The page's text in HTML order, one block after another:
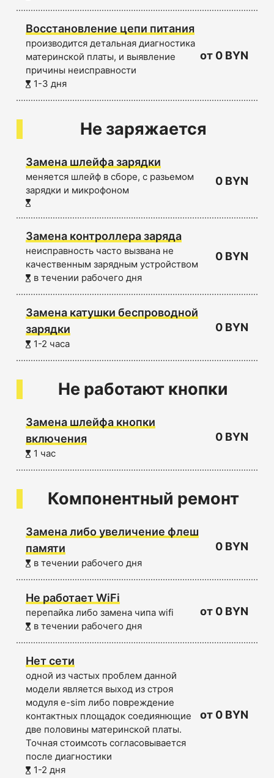
Восстановление цепи питания
производится детальная диагностика
материнской платы, и выявление
причины неисправности
1-3 дня
от 0 BYN
Не заряжается
Замена шлейфа зарядки
меняется шлейф в сборе, с разьемом
зарядки и микрофоном
0 BYN
Замена контроллера заряда
неисправность часто вызвана не
качественным зарядным устройством
в течении рабочего дня
0 BYN
Замена катушки беспроводной
зарядки
1-2 часа
0 BYN
Не работают кнопки
Замена шлейфа кнопки
включения
1 час
0 BYN
Компонентный ремонт
Замена либо увеличение флеш
памяти
в течении рабочего дня
0 BYN
Не работает WiFi
перепайка либо замена чипа wifi
в течении рабочего дня
от 0 BYN
Нет сети
одной из частых проблем данной
модели является выход из строя
модуля e-sim либо повреждение
контактных площадок соедиянющие
две половины материнской платы.
Точная стоимсоть согласовывается
после диагностики
1-2 дня
от 0 BYN